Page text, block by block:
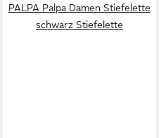
PALPA Palpa Damen Stiefelette
schwarz Stiefelette